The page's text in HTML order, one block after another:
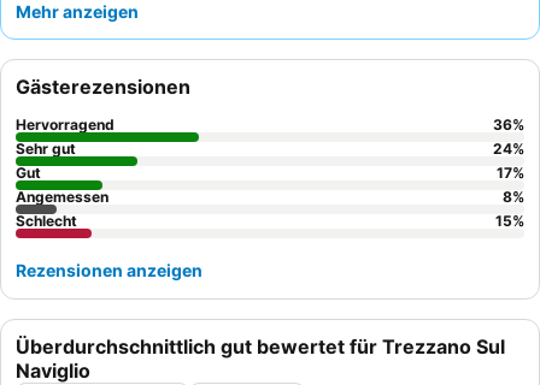
durchweg dasfreundliche und hilfsbereite Personal
und lokale Spezialitäten umfasst. Für ein ruhigeres Erlebnis
könnten Gäste in Betracht ziehen, ein Zimmer abseits des
Straßenverkehrs anzufragen.
Mehr anzeigen
Überdurchschnittlich gut bewertet für Trezzano Sul
Naviglio
Gästerezensionen
Hervorragend 36%
Sehr gut
24%
Gut
17%
Angemessen
8%
Schlecht
15%
Rezensionen anzeigen